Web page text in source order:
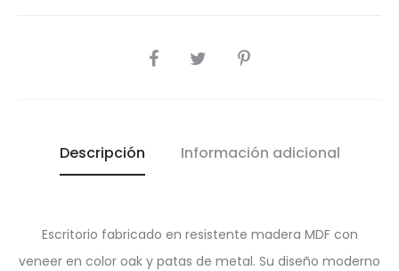
SHARE
Descripción Información adicional
Escritorio fabricado en resistente madera MDF con
veneer en color oak y patas de metal. Su diseño moderno